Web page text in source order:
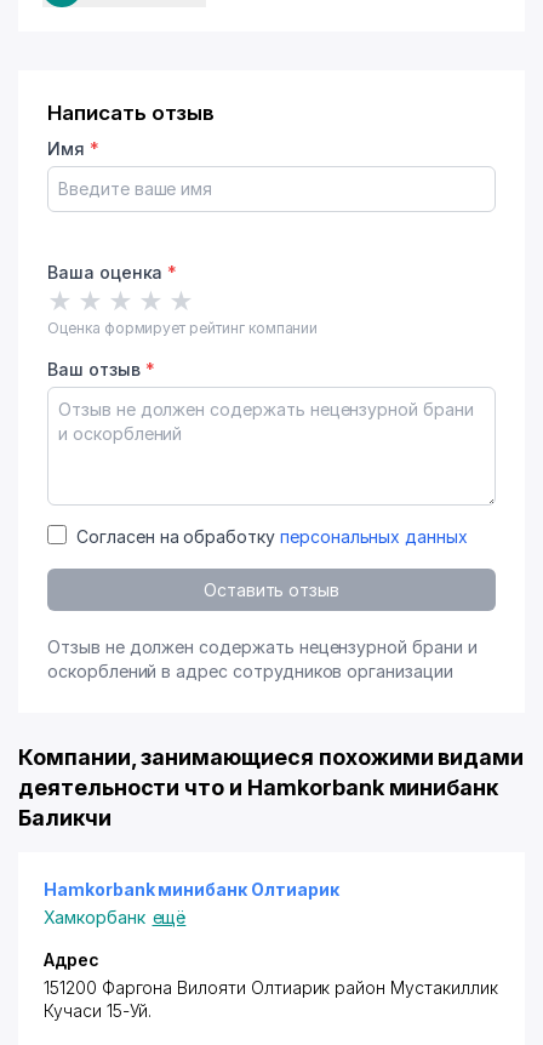
Написать отзыв
Имя *
Ваша оценка *
★ ★ ★ ★ ★
Оценка формирует рейтинг компании
Ваш отзыв *
Согласен на обработку персональных данных
Оставить отзыв
Отзыв не должен содержать нецензурной брани и
оскорблений в адрес сотрудников организации
Компании, занимающиеся похожими видами
деятельности что и Hamkorbank минибанк
Баликчи
Hamkorbank минибанк Олтиарик
Хамкорбанк ещё
Адрес
151200 Фаргона Вилояти Олтиарик район Мустакиллик
Кучаси 15-Уй.